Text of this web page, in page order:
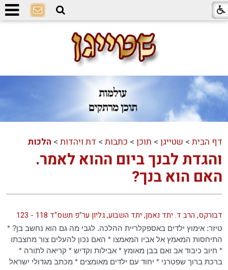
דף הבית > שטייגן > תוכן > כתבות > דת ויהדות > הלכות
והגדת לבנך ביום ההוא לאמר.
האם הוא בנך?
דבורקס, הרב ד. יתד נאמן, יתד השבוע, גליון ער"פ תשס"ד 118 - 123
טיזר: אימוץ ילדים באספקלריית ההלכה. לגבי מה גם הוא נחשב בן? *
התיחסות המאמץ אל אביו המאמצו * האם נכון להעלים צור מחצבתו
* חיוב כיבוד אב ואם בבן מאומץ *אבילות וקדיש * קריאה לתורה *
ברכת ברוך שפטרני * יחוד עם ילדים מאומצים * מכתב מגדולי ישראל